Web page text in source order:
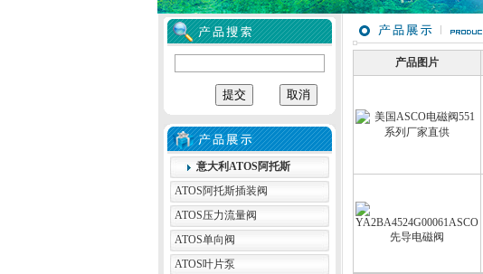
意大利ATOS阿托斯
ATOS阿托斯插装阀
ATOS压力流量阀
ATOS单向阀
ATOS叶片泵
产品图片